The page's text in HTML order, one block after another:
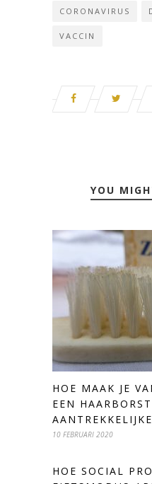
CORONAVIRUS
VACCIN
YOU
HOE MAAK JE
EEN
10 FEBRUARI 2020
HOE SOCIAL